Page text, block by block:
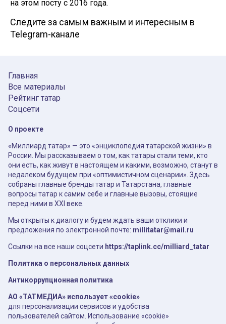
на этом посту с 2016 года.
Следите за самым важным и интересным в
Telegram-канале
Главная
Все материалы
Рейтинг татар
Соцсети
О проекте
«Миллиард.татар» — это «энциклопедия татарской жизни» в
России. Мы рассказываем о том, как татары стали теми, кто
они есть, как живут в настоящем и какими, возможно, станут в
недалеком будущем при «оптимистичном сценарии». Здесь
собраны главные бренды татар и Татарстана, главные
вопросы татар к самим себе и главные вызовы, стоящие
перед ними в XXI веке.
Мы открыты к диалогу и будем ждать ваши отклики и
предложения по электронной почте: millitatar@mail.ru
Ссылки на все наши соцсети https://taplink.cc/milliard_tatar
Политика о персональных данных
Антикоррупционная политика
АО «ТАТМЕДИА» использует «cookie»
для персонализации сервисов и удобства
пользователей сайтом. Использование «cookie»